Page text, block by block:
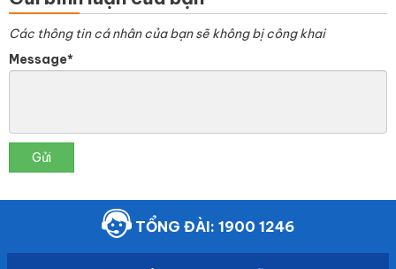
Các thông tin cá nhân của bạn sẽ không bị công khai
Message*
Gửi
TỔNG ĐÀI: 1900 1246